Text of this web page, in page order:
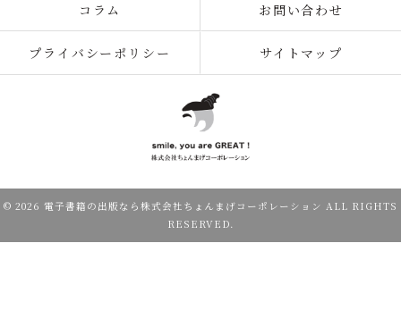
コラム お問い合わせ
プライバシーポリシー サイトマップ
© 2026 電子書籍の出版なら株式会社ちょんまげコーポレーション ALL RIGHTS
RESERVED.